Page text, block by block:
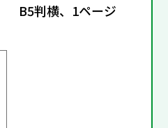
B5判横、1ページ